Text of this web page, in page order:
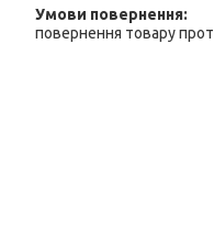
повернення товару